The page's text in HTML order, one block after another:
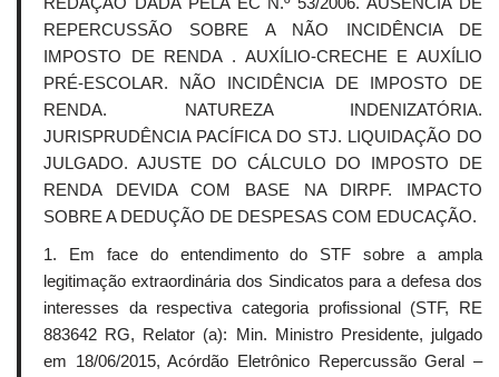
REPERCUSSÃO SOBRE A NÃO INCIDÊNCIA DE
IMPOSTO DE RENDA . AUXÍLIO-CRECHE E AUXÍLIO
PRÉ-ESCOLAR. NÃO INCIDÊNCIA DE IMPOSTO DE
RENDA. NATUREZA INDENIZATÓRIA.
JURISPRUDÊNCIA PACÍFICA DO STJ. LIQUIDAÇÃO DO
JULGADO. AJUSTE DO CÁLCULO DO IMPOSTO DE
RENDA DEVIDA COM BASE NA DIRPF. IMPACTO
SOBRE A DEDUÇÃO DE DESPESAS COM EDUCAÇÃO.
1. Em face do entendimento do STF sobre a ampla
legitimação extraordinária dos Sindicatos para a defesa dos
interesses da respectiva categoria profissional (STF, RE
883642 RG, Relator (a): Min. Ministro Presidente, julgado
em 18/06/2015, Acórdão Eletrônico Repercussão Geral –